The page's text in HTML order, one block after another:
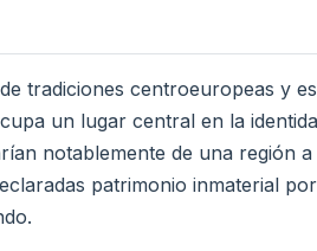
tradiciones centroeuropeas y
un lugar central en la
notablemente de una región
patrimonio inmaterial